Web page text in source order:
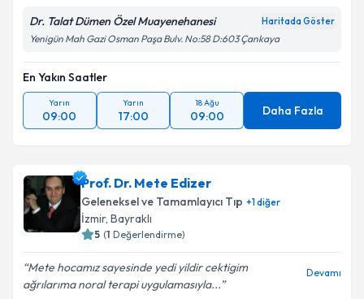
Dr. Talat Dümen Özel Muayenehanesi Haritada Göster
Yenigün Mah Gazi Osman Paşa Bulv. No:58 D:603 Çankaya
En Yakın Saatler
Yarın
09:00
Yarın
17:00
18 Ağu
09:00 Daha Fazla
Prof. Dr. Mete Edizer
Geleneksel ve Tamamlayıcı Tıp +1diğer
İzmir, Bayraklı
5 (1 Değerlendirme)
Mete hocamız sayesinde yedi yildir cektigim
ağrılarıma noral terapi uygulamasıyla...
Devamı